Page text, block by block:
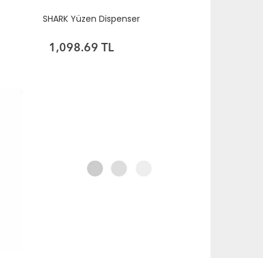
SHARK Yüzen Dispenser
1,098.69 TL